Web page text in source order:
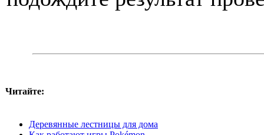
Читайте:
Деревянные лестницы для дома